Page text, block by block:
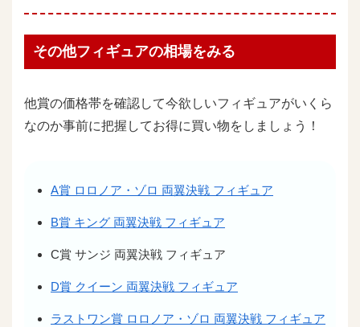
その他フィギュアの相場をみる
他賞の価格帯を確認して今欲しいフィギュアがいくら
なのか事前に把握してお得に買い物をしましょう！
A賞 ロロノア・ゾロ 両翼決戦 フィギュア
B賞 キング 両翼決戦 フィギュア
C賞 サンジ 両翼決戦 フィギュア
D賞 クイーン 両翼決戦 フィギュア
ラストワン賞 ロロノア・ゾロ 両翼決戦 フィギュア